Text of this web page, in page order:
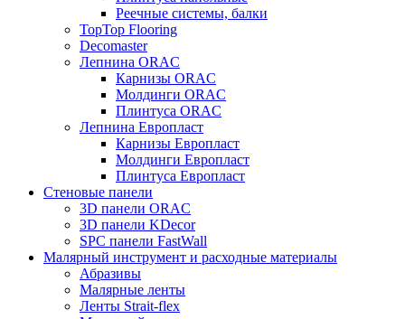
Реечные системы, балки
TopTop Flooring
Decomaster
Лепнина ORAC
Карнизы ORAC
Молдинги ORAC
Плинтуса ORAC
Лепнина Европласт
Карнизы Европласт
Молдинги Европласт
Плинтуса Европласт
Стеновые панели
3D панели ORAC
3D панели KDecor
SPC панели FastWall
Малярный инструмент и расходные материалы
Абразивы
Малярные ленты
Ленты Strait-flex